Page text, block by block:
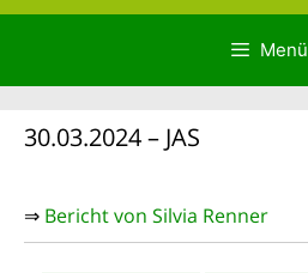
Menü
30.03.2024 – JAS
⇒ Bericht von Silvia Renner